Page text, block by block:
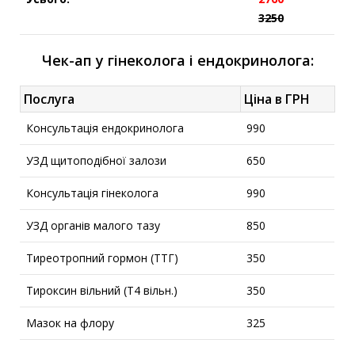
3250
Чек-ап у гінеколога і ендокринолога:
Послуга Ціна в ГРН
Консультація ендокринолога 990
УЗД щитоподібної залози 650
Консультація гінеколога 990
УЗД органів малого тазу 850
Тиреотропний гормон (ТТГ) 350
Тироксин вільний (Т4 вільн.) 350
Мазок на флору 325